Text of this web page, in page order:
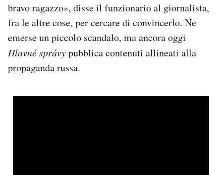
bravo ragazzo», disse il funzionario al giornalista,
fra le altre cose, per cercare di convincerlo. Ne
emerse un piccolo scandalo, ma ancora oggi
Hlavné správypubblica contenuti allineati alla
propaganda russa.